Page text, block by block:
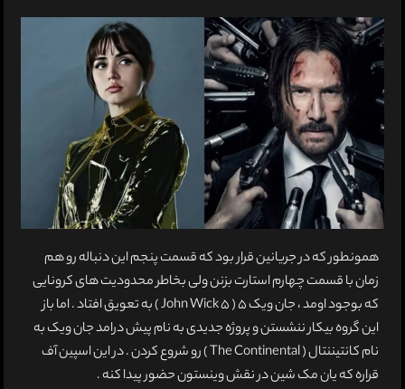
همونطور که در جریانین قرار بود که قسمت پنجم این دنباله رو هم
زمان با قسمت چهارم استارت بزنن ولی بخاطر محدودیت های کرونایی
که بوجود اومد ، جان ویک 5 ( John Wick 5 ) به تعویق افتاد . اما باز
این گروه بیکار ننشستن و پروژه جدیدی به نام پیش درامد جان ویک به
نام کانتیننتال ( The Continental ) رو شروع کردن . در این اسپین آف
قراره که یان مک شین در نقش وینستون حضور پیدا کنه .